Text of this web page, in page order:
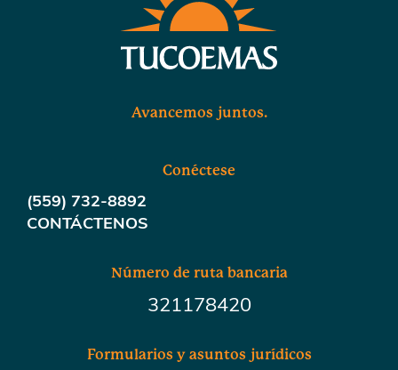
Avancemos juntos.
Conéctese
(559) 732-8892
CONTÁCTENOS
Número de ruta bancaria
321178420
Formularios y asuntos jurídicos